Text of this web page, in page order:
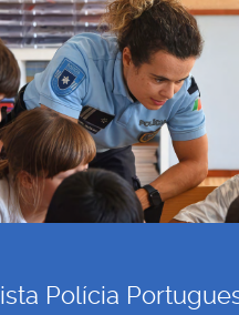
Polícia